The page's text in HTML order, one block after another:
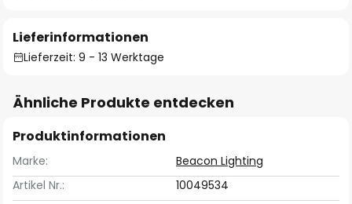
Lieferinformationen
Lieferzeit: 9 - 13 Werktage
Ähnliche Produkte entdecken
Produktinformationen
Marke:
Beacon Lighting
Artikel Nr.:
10049534